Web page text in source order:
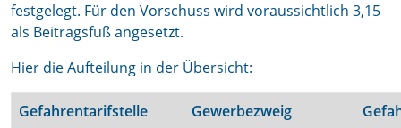
festgelegt. Für den Vorschuss wird voraussichtlich 3,15
als Beitragsfuß angesetzt.
Hier die Aufteilung in der Übersicht:
Gefahrentarifstelle Gewerbezweig